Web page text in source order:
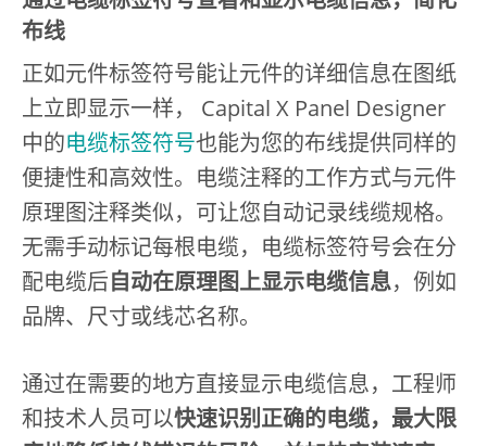
布线
正如元件标签符号能让元件的详细信息在图纸
上立即显示一样， Capital X Panel Designer
中的电缆标签符号也能为您的布线提供同样的
便捷性和高效性。电缆注释的工作方式与元件
原理图注释类似，可让您自动记录线缆规格。
无需手动标记每根电缆，电缆标签符号会在分
配电缆后自动在原理图上显示电缆信息，例如
品牌、尺寸或线芯名称。
通过在需要的地方直接显示电缆信息，工程师
和技术人员可以快速识别正确的电缆，最大限